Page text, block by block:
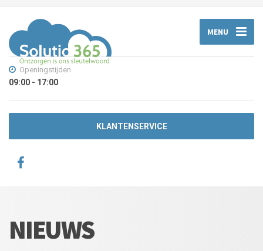
MENU
Openingstijden
09:00 - 17:00
KLANTENSERVICE
NIEUWS